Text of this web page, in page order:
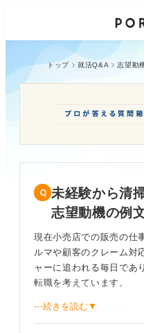
トップ 就活Q&A 志望動
未経験から清
志望動機の例
現在小売店での販売の仕
ルマや顧客のクレーム対
ャーに追われる毎日であ
転職を考えています。
しかし清掃の実務経験は
⋯続きを読む▼